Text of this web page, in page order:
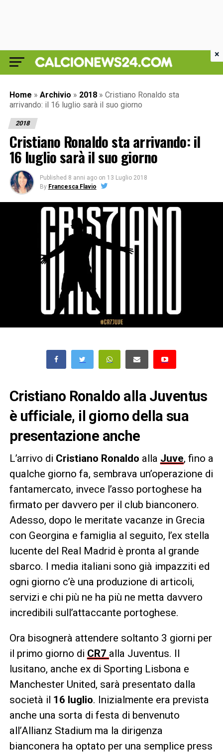
Home » Archivio » 2018 » Cristiano Ronaldo sta
arrivando: il 16 luglio sarà il suo giorno
2018
Cristiano Ronaldo sta arrivando: il
16 luglio sarà il suo giorno
Published 8 anni ago on 13 Luglio 2018
By Francesca Flavio
Cristiano Ronaldo alla Juventus
è ufficiale, il giorno della sua
presentazione anche
L’arrivo di Cristiano Ronaldo alla Juve, fino a
qualche giorno fa, sembrava un’operazione di
fantamercato, invece l’asso portoghese ha
firmato per davvero per il club bianconero.
Adesso, dopo le meritate vacanze in Grecia
con Georgina e famiglia al seguito, l’ex stella
lucente del Real Madrid è pronta al grande
sbarco. I media italiani sono già impazziti ed
ogni giorno c’è una produzione di articoli,
servizi e chi più ne ha più ne metta davvero
incredibili sull’attaccante portoghese.
Ora bisognerà attendere soltanto 3 giorni per
il primo giorno di CR7 alla Juventus. Il
lusitano, anche ex di Sporting Lisbona e
Manchester United, sarà presentato dalla
società il 16 luglio. Inizialmente era prevista
anche una sorta di festa di benvenuto
all’Allianz Stadium ma la dirigenza
bianconera ha optato per una semplice press
×